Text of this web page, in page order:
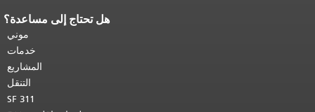
هل تحتاج إلى مساعدة؟